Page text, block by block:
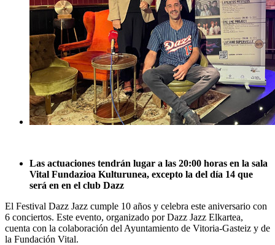
Las actuaciones tendrán lugar a las 20:00 horas en la sala
Vital Fundazioa Kulturunea, excepto la del día 14 que
será en en el club Dazz
El Festival Dazz Jazz cumple 10 años y celebra este aniversario con
6 conciertos. Este evento, organizado por Dazz Jazz Elkartea,
cuenta con la colaboración del Ayuntamiento de Vitoria-Gasteiz y de
la Fundación Vital.